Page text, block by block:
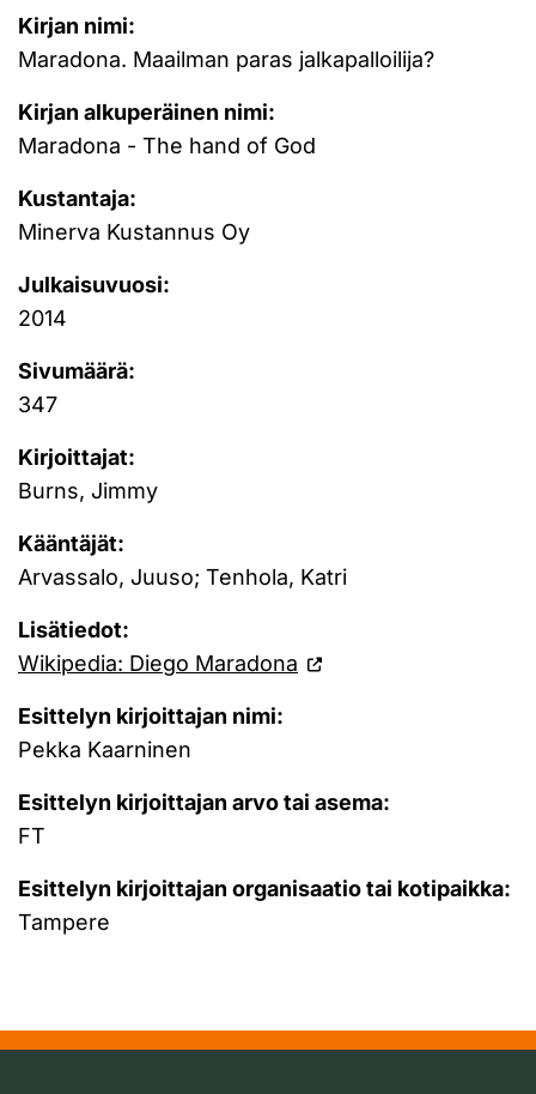
Kirjan nimi:
Maradona. Maailman paras jalkapalloilija?
Kirjan alkuperäinen nimi:
Maradona - The hand of God
Kustantaja:
Minerva Kustannus Oy
Julkaisuvuosi:
2014
Sivumäärä:
347
Kirjoittajat:
Burns, Jimmy
Kääntäjät:
Arvassalo, Juuso; Tenhola, Katri
Lisätiedot:
Wikipedia: Diego Maradona
Esittelyn kirjoittajan nimi:
Pekka Kaarninen
Esittelyn kirjoittajan arvo tai asema:
FT
Esittelyn kirjoittajan organisaatio tai kotipaikka:
Tampere